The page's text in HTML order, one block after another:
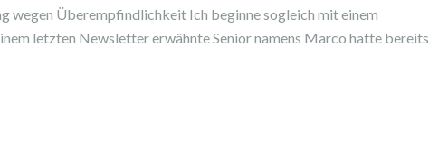
wegen Überempfindlichkeit Ich beginne sogleich mit einem
letzten Newsletter erwähnte Senior namens Marco hatte bereits